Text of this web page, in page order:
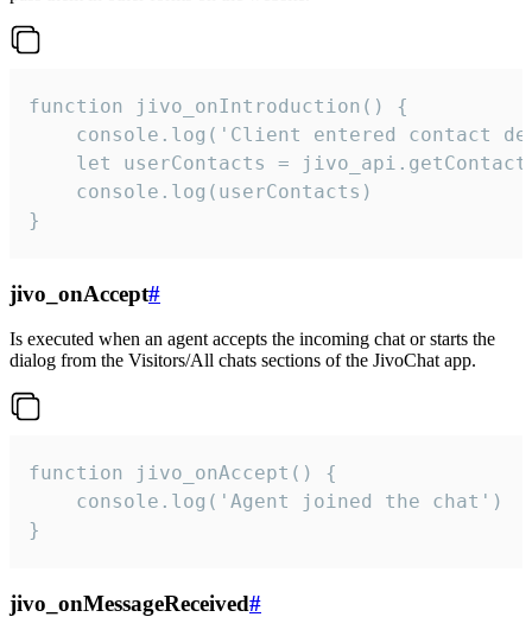
function jivo_onIntroduction() {
console.log('Client entered contact
let userContacts =
    console.log(userContacts)
}
jivo_onAccept#
Is executed when an agent accepts the incoming chat or starts the
dialog from the Visitors/All chats sections of the JivoChat app.
function jivo_onAccept() {
}
jivo_onMessageReceived#